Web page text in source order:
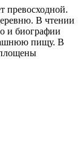
превосходной.
В чтении
и биографии
пищу. В